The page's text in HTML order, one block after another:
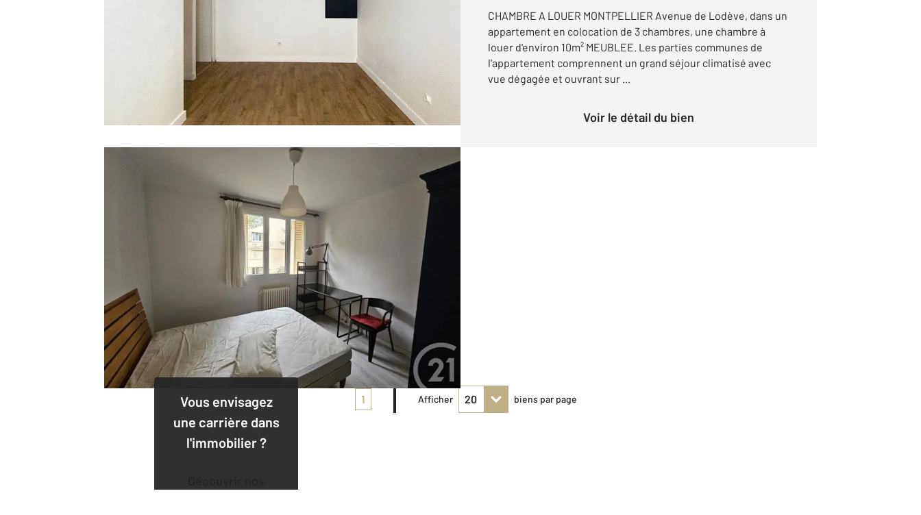
CHAMBRE A LOUER MONTPELLIER Avenue de Lodève, dans un
appartement en colocation de 3 chambres, une chambre à
louer d'environ 10m² MEUBLEE. Les parties communes de
l'appartement comprennent un grand séjour climatisé avec
vue dégagée et ouvrant sur ...
Voir le détail du bien
Vous envisagez
une carrière dans
l'immobilier ?
1 Afficher biens par page